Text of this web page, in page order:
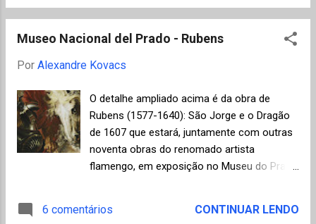
águas na literatura latino-americana e
praticamente abriu caminho para a divulg...
das edições é sempre complementada com
contexto do lançamento, por exemplo, em O
Amante de Lady Chatterley de D.H.
propósito de O amante de lady Chatterley " ,
em que o próprio Lawrence comenta a
controvérsia sobre o livro e justifica suas
intenções literárias, e ainda uma introdução
de Doris Lessing, vencedora do prêmio
Nobel de literatura em 2007. Um apêndice e
geografia das Midlands e no contexto social
Museo Nacional del Prado - Rubens
Por Alexandre Kovacs
O detalhe ampliado acima é da obra de
Rubens (1577-1640): São Jorge e o Dragão
de 1607 que estará, juntamente com outras
noventa obras do renomado artista
flamengo, em exposição no Museu do Prado
exposição clicando aqui e a Galeria Online do
6 comentários CONTINUAR LENDO